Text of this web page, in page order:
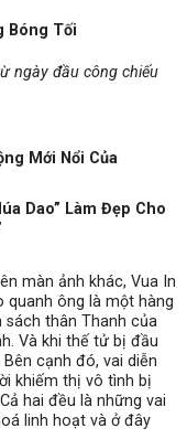
ngày đầu công chiếu
Mới Nổi Của
Dao” Làm Đẹp Cho
màn ảnh khác, Vua In
quanh ông là một hàng
sách thân Thanh của
Và khi thế tử bị đầu
cạnh đó, vai diễn
khiếm thị vô tình bị
hai đều là những vai
linh hoạt và ở đây